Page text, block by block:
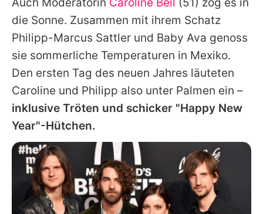
Auch Moderatorin Caroline Beil (51) zog es in
die Sonne. Zusammen mit ihrem Schatz
Philipp-Marcus Sattler und Baby Ava genoss
sie sommerliche Temperaturen in Mexiko.
Den ersten Tag des neuen Jahres läuteten
Caroline und Philipp also unter Palmen ein –
inklusive Tröten und schicker "Happy New
Year"-Hütchen.